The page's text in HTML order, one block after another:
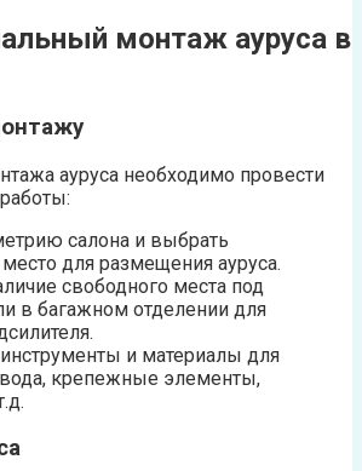
монтаж ауруса в
ауруса необходимо провести
салона и выбрать
для размещения ауруса.
свободного места под
в багажном отделении для
и материалы для
крепежные элементы,